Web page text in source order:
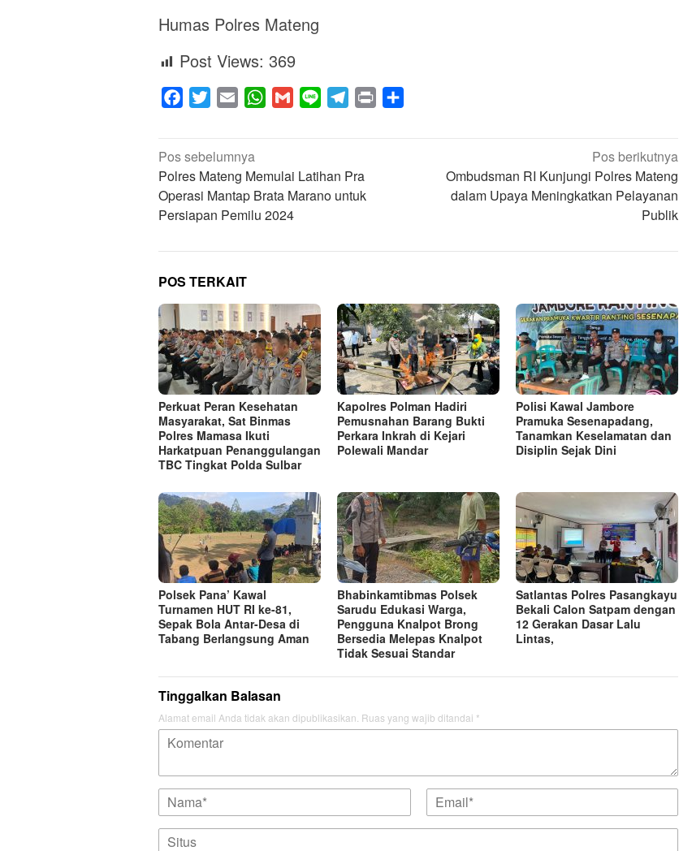
Humas Polres Mateng
Post Views: 369
Facebook
Twitter Email WhatsApp
Gmail Line Telegram
Print
Navigasi
pos
Pos sebelumnya
Polres Mateng Memulai Latihan Pra
Operasi Mantap Brata Marano untuk
Persiapan Pemilu 2024
Pos berikutnya
Ombudsman RI Kunjungi Polres Mateng
dalam Upaya Meningkatkan Pelayanan
Publik
POS TERKAIT
Perkuat Peran Kesehatan
Masyarakat, Sat Binmas
Polres Mamasa Ikuti
Harkatpuan Penanggulangan
TBC Tingkat Polda Sulbar
Kapolres Polman Hadiri
Pemusnahan Barang Bukti
Perkara Inkrah di Kejari
Polewali Mandar
Polisi Kawal Jambore
Pramuka Sesenapadang,
Tanamkan Keselamatan dan
Disiplin Sejak Dini
Polsek Pana’ Kawal
Turnamen HUT RI ke-81,
Sepak Bola Antar-Desa di
Tabang Berlangsung Aman
Bhabinkamtibmas Polsek
Sarudu Edukasi Warga,
Pengguna Knalpot Brong
Bersedia Melepas Knalpot
Tidak Sesuai Standar
Satlantas Polres Pasangkayu
Bekali Calon Satpam dengan
12 Gerakan Dasar Lalu
Lintas,
Tinggalkan Balasan
Alamat email Anda tidak akan dipublikasikan. Ruas yang wajib ditandai *